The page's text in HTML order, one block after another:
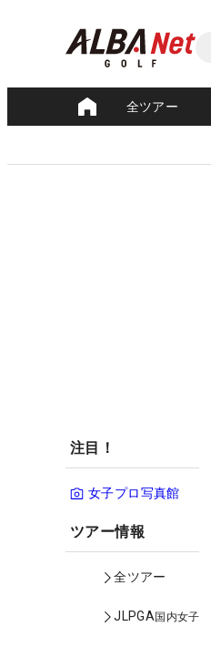
全ツアー
注目！
女子プロ写真館
ツアー情報
全ツアー
JLPGA国内女子